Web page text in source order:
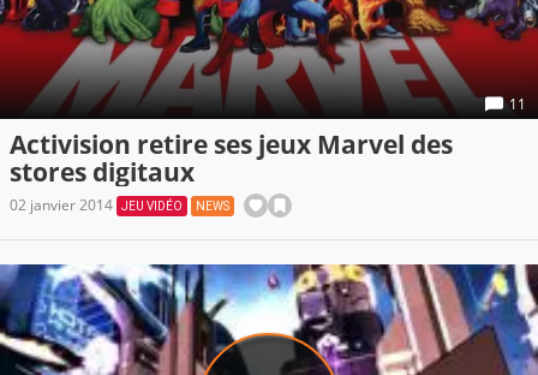
11
Activision retire ses jeux Marvel des
stores digitaux
02 janvier 2014 JEU VIDÉO NEWS